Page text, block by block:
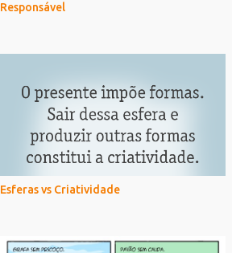
Responsável
Esferas vs Criatividade